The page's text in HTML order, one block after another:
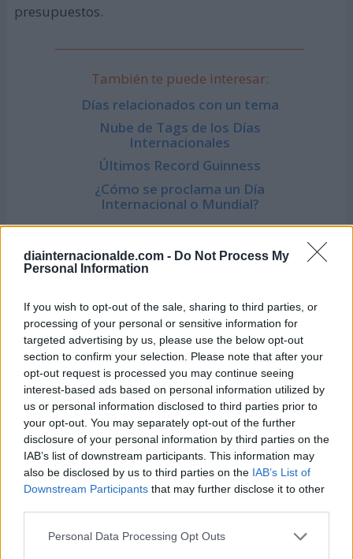
diainternacionalde.com - Do Not Process My
Personal Information
If you wish to opt-out of the sale, sharing to third parties, or
processing of your personal or sensitive information for
targeted advertising by us, please use the below opt-out
section to confirm your selection. Please note that after your
opt-out request is processed you may continue seeing
interest-based ads based on personal information utilized by
us or personal information disclosed to third parties prior to
your opt-out. You may separately opt-out of the further
disclosure of your personal information by third parties on the
IAB’s list of downstream participants. This information may
also be disclosed by us to third parties on the IAB’s List of
Downstream Participants that may further disclose it to other
Personal Data Processing Opt Outs
presupuestos.
También te puede interesar:
Días relacionados con un tema
Nube de Tags de los Días
Internacionales
Últimos Record Guinness
¿Cómo se proclama un Día
Internacional o Mundial?
La próxima vez que te encuentres en el pasillo del
propias. Podrías sorprenderte al descubrir
productos que no solo satisfacen tus necesidades,
sino que también superan tus expectativas.
HEMEROTECA / HISTÓRICO
19 de septiembre de 2024
La marca propia domina la cesta de la compra: los
españoles gastan más de 1.200 euros al año en